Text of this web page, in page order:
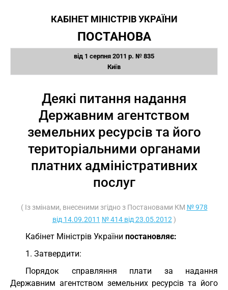
КАБІНЕТ МІНІСТРІВ УКРАЇНИ
ПОСТАНОВА
від 1 серпня 2011 р. № 835
Київ
Деякі питання надання
Державним агентством
земельних ресурсів та його
територіальними органами
платних адміністративних
послуг
( Із змінами, внесеними згідно з Постановами КМ № 978
від 14.09.2011 № 414 від 23.05.2012 )
Кабінет Міністрів України постановляє:
1. Затвердити:
Порядок справляння плати за надання
Державним агентством земельних ресурсів та його